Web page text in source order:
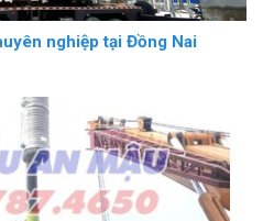
nghiệp tại Đồng Nai